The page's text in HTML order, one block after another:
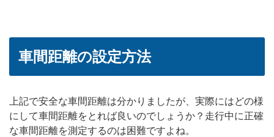
車間距離の設定方法
上記で安全な車間距離は分かりましたが、実際にはどの様
にして車間距離をとれば良いのでしょうか？走行中に正確
な車間距離を測定するのは困難ですよね。